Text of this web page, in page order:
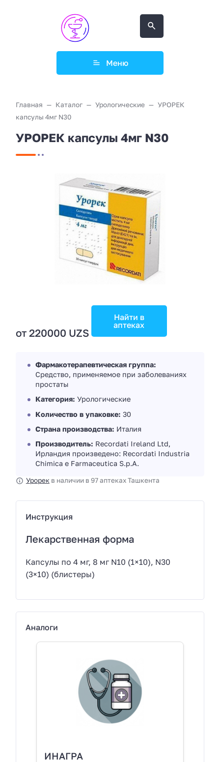
Меню
Главная Каталог Урологические
УРОРЕК
капсулы 4мг N30
УРОРЕК капсулы 4мг N30
от 220000 UZS
Найти в
аптеках
Фармакотерапевтическая группа:
Средство, применяемое при заболеваниях
простаты
Категория: Урологические
Количество в упаковке: 30
Страна производства: Италия
Производитель: Recordati Ireland Ltd,
Ирландия произведено: Recordati Industria
Chimica e Farmaceutica S.p.A.
Урорекв наличии в 97 аптеках Ташкента
Инструкция
Лекарственная форма
Капсулы по 4 мг, 8 мг N10 (1×10), N30
(3×10) (блистеры)
Аналоги
ИНАГРА